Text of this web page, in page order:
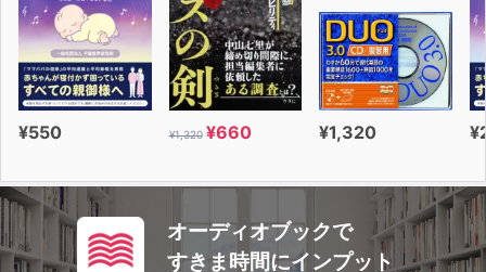
¥550 ¥1,320 ¥660 ¥1,320
オーディオブックで
すきま時間にインプット